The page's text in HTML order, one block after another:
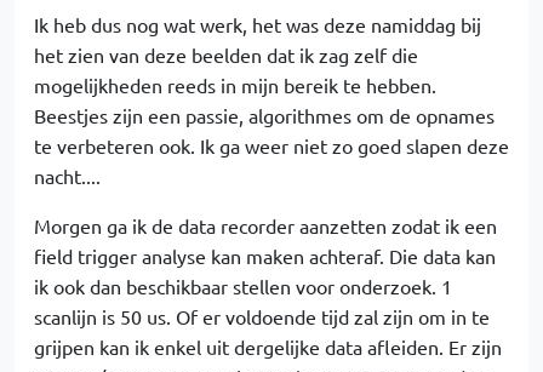
Ik heb dus nog wat werk, het was deze namiddag bij
het zien van deze beelden dat ik zag zelf die
mogelijkheden reeds in mijn bereik te hebben.
Beestjes zijn een passie, algorithmes om de opnames
te verbeteren ook. Ik ga weer niet zo goed slapen deze
nacht....
Morgen ga ik de data recorder aanzetten zodat ik een
field trigger analyse kan maken achteraf. Die data kan
ik ook dan beschikbaar stellen voor onderzoek. 1
scanlijn is 50 us. Of er voldoende tijd zal zijn om in te
grijpen kan ik enkel uit dergelijke data afleiden. Er zijn